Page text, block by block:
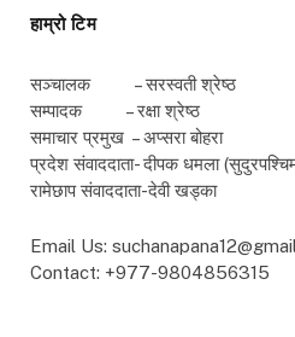
हाम्रो टिम
सञ्चालक – सरस्वती श्रेष्ठ
सम्पादक – रक्षा श्रेष्ठ
समाचार प्रमुख – अप्सरा बोहरा
प्रदेश संवाददाता- दीपक धमला
रामेछाप संवाददाता-देवी खड्का
Email Us:
Contact: +977-9804856315